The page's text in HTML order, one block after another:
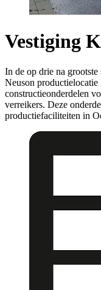
Vestiging
In de op drie na
Neuson
constructieonderdelen
verreikers. Deze
productiefaciliteiten in